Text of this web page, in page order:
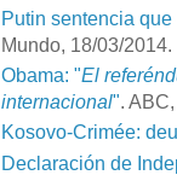
Putin sentencia
Mundo, 18/03/2014.
Obama: "El
internacional".
Kosovo-Crimée:
Declaración de